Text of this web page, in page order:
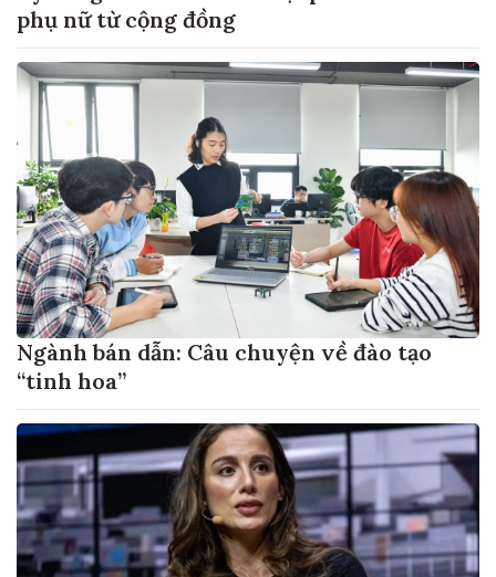
phụ nữ từ cộng đồng
Ngành bán dẫn: Câu chuyện về đào tạo
“tinh hoa”